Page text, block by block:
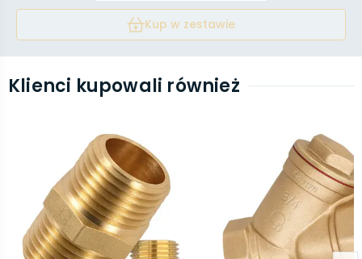
Kup w zestawie
Klienci kupowali również